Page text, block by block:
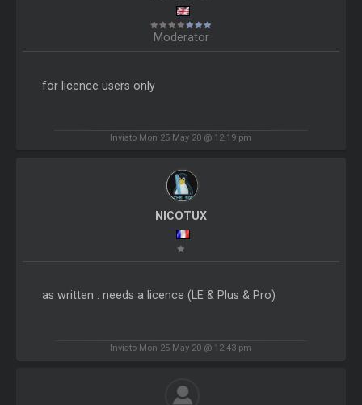
Moderator
for licence users only
Inviato Mon 25 May 20 @ 12:19 pm
NICOTUX
as written : needs a licence (LE & Plus & Pro)
Inviato Mon 25 May 20 @ 12:43 pm